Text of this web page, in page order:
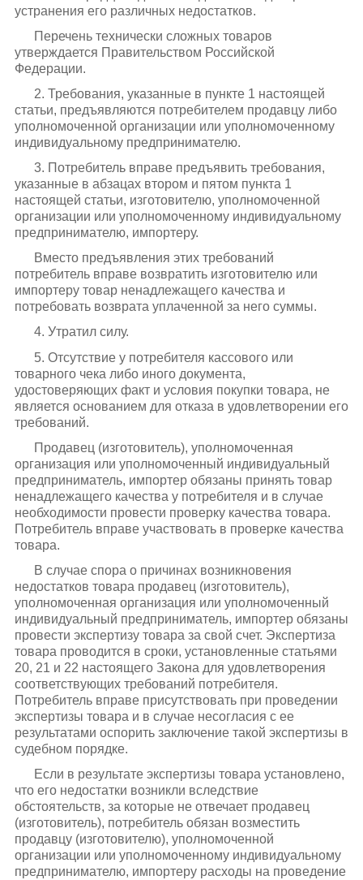
устранения его различных недостатков.
Перечень технически сложных товаров
утверждается Правительством Российской
Федерации.
2. Требования, указанные в пункте 1 настоящей
статьи, предъявляются потребителем продавцу либо
уполномоченной организации или уполномоченному
индивидуальному предпринимателю.
3. Потребитель вправе предъявить требования,
указанные в абзацах втором и пятом пункта 1
настоящей статьи, изготовителю, уполномоченной
организации или уполномоченному индивидуальному
предпринимателю, импортеру.
Вместо предъявления этих требований
потребитель вправе возвратить изготовителю или
импортеру товар ненадлежащего качества и
потребовать возврата уплаченной за него суммы.
4. Утратил силу.
5. Отсутствие у потребителя кассового или
товарного чека либо иного документа,
удостоверяющих факт и условия покупки товара, не
является основанием для отказа в удовлетворении его
требований.
Продавец (изготовитель), уполномоченная
организация или уполномоченный индивидуальный
предприниматель, импортер обязаны принять товар
ненадлежащего качества у потребителя и в случае
необходимости провести проверку качества товара.
Потребитель вправе участвовать в проверке качества
товара.
В случае спора о причинах возникновения
недостатков товара продавец (изготовитель),
уполномоченная организация или уполномоченный
индивидуальный предприниматель, импортер обязаны
провести экспертизу товара за свой счет. Экспертиза
товара проводится в сроки, установленные статьями
20, 21 и 22 настоящего Закона для удовлетворения
соответствующих требований потребителя.
Потребитель вправе присутствовать при проведении
экспертизы товара и в случае несогласия с ее
результатами оспорить заключение такой экспертизы в
судебном порядке.
Если в результате экспертизы товара установлено,
что его недостатки возникли вследствие
обстоятельств, за которые не отвечает продавец
(изготовитель), потребитель обязан возместить
продавцу (изготовителю), уполномоченной
организации или уполномоченному индивидуальному
предпринимателю, импортеру расходы на проведение